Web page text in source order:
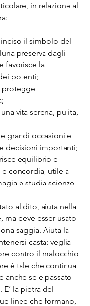
in relazione al
inciso il simbolo del
preserva dagli
favorisce la
potenti;
protegge
vita serena, pulita,
grandi occasioni e
decisioni importanti;
equilibrio e
e concordia; utile a
e studia scienze
al dito, aiuta nella
ma deve esser usato
saggia. Aiuta la
casta; veglia
contro il malocchio
è tale che continua
anche se è passato
E’ la pietra del
linee che formano,